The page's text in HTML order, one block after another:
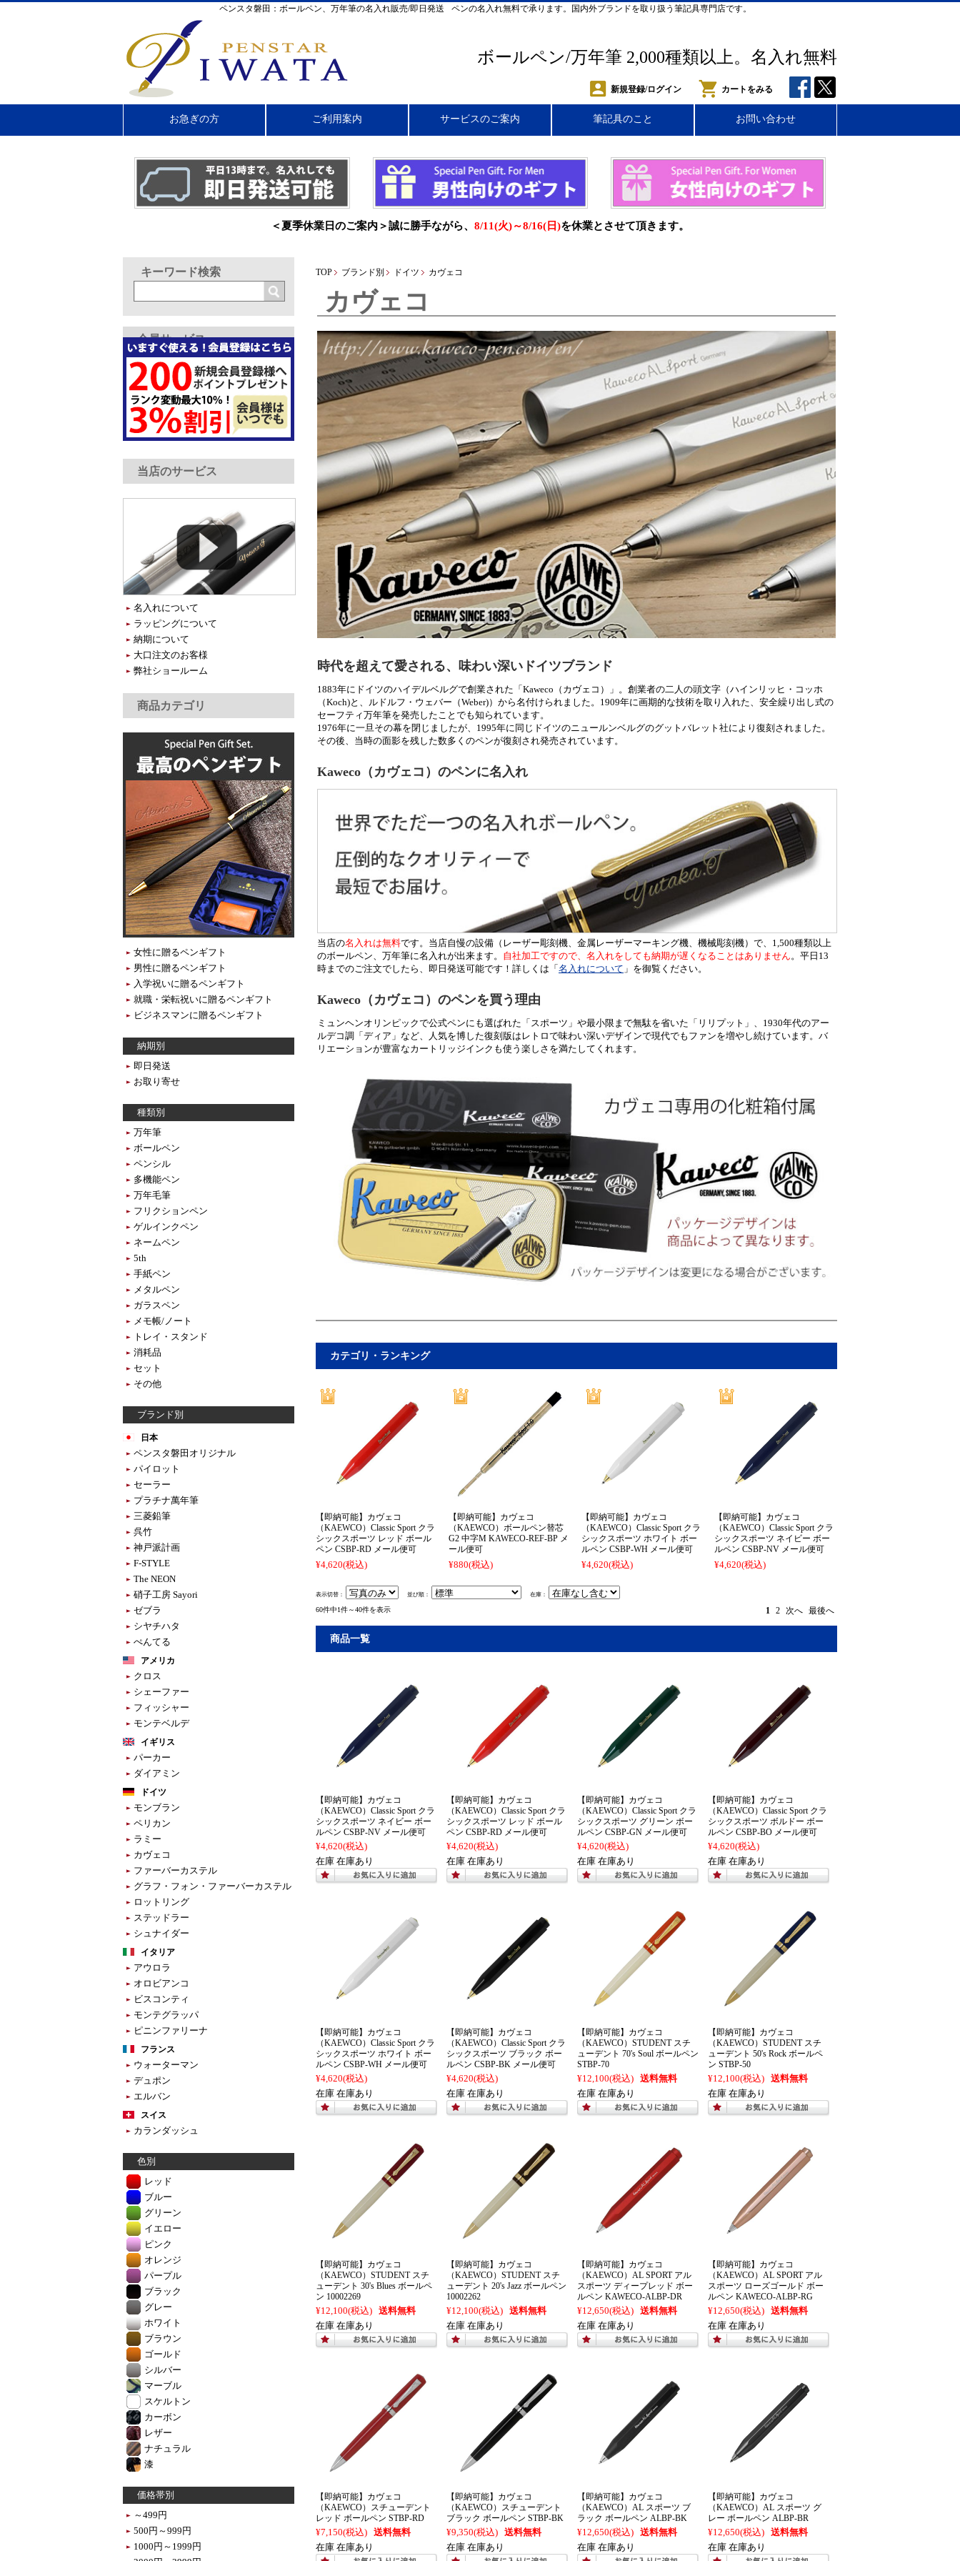
ペンスタ磐田：ボールペン、万年筆の名入れ販売/即日発送 ペンの名入れ無料で承ります。国内外ブランドを取り扱う筆記具専門店です。
ボールペン/万年筆 2,000種類以上。名入れ無料
新規登録/ログイン カートをみる
お急ぎの方 ご利用案内 サービスのご案内 筆記具のこと お問い合わせ
＜夏季休業日のご案内＞誠に勝手ながら、 8/11(火)～8/16(日)を休業とさせて頂きます。
TOP ブランド別 ドイツ カヴェコ
カヴェコ
時代を超えて愛される、味わい深いドイツブランド
1883年にドイツのハイデルベルグで創業された「Kaweco（カヴェコ）」。創業者の二人の頭文字（ハインリッヒ・コッホ
（Koch)と、ルドルフ・ウェバー（Weber)）から名付けられました。1909年に画期的な技術を取り入れた、安全繰り出し式の
セーフティ万年筆を発売したことでも知られています。
1976年に一旦その幕を閉じましたが、1995年に同じドイツのニュールンベルグのグットバレット社により復刻されました。
その後、当時の面影を残した数多くのペンが復刻され発売されています。
Kaweco（カヴェコ）のペンに名入れ
当店の名入れは無料です。当店自慢の設備（レーザー彫刻機、金属レーザーマーキング機、機械彫刻機）で、1,500種類以上
のボールペン、万年筆に名入れが出来ます。 自社加工ですので、名入れをしても納期が遅くなることはありません。平日13
時までのご注文でしたら、即日発送可能です！詳しくは「 名入れについて 」を御覧ください。
Kaweco（カヴェコ）のペンを買う理由
ミュンヘンオリンピックで公式ペンにも選ばれた「スポーツ」や最小限まで無駄を省いた「リリプット」、1930年代のアー
ルデコ調「ディア」など、人気を博した復刻版はレトロで味わい深いデザインで現代でもファンを増やし続けています。バ
リエーションが豊富なカートリッジインクも使う楽しさを満たしてくれます。
カテゴリ・ランキング
【即納可能】カヴェコ
（KAEWCO）Classic Sport クラ
シックスポーツ レッド ボール
ペン CSBP-RD メール便可
¥4,620(税込)
【即納可能】カヴェコ
（KAEWCO）ボールペン替芯
G2 中字M KAWECO-REF-BP メ
ール便可
¥880(税込)
【即納可能】カヴェコ
（KAEWCO）Classic Sport クラ
シックスポーツ ホワイト ボー
ルペン CSBP-WH メール便可
¥4,620(税込)
【即納可能】カヴェコ
（KAEWCO）Classic Sport クラ
シックスポーツ ネイビー ボー
ルペン CSBP-NV メール便可
¥4,620(税込)
表示切替： 並び順： 在庫：
60件中1件～40件を表示 1 2 次へ 最後へ
商品一覧
【即納可能】カヴェコ
（KAEWCO）Classic Sport クラ
シックスポーツ ネイビー ボー
ルペン CSBP-NV メール便可
¥4,620(税込)
在庫 在庫あり
【即納可能】カヴェコ
（KAEWCO）Classic Sport クラ
シックスポーツ レッド ボール
ペン CSBP-RD メール便可
¥4,620(税込)
在庫 在庫あり
【即納可能】カヴェコ
（KAEWCO）Classic Sport クラ
シックスポーツ グリーン ボー
ルペン CSBP-GN メール便可
¥4,620(税込)
在庫 在庫あり
【即納可能】カヴェコ
（KAEWCO）Classic Sport クラ
シックスポーツ ボルドー ボー
ルペン CSBP-BO メール便可
¥4,620(税込)
在庫 在庫あり
【即納可能】カヴェコ
（KAEWCO）Classic Sport クラ
シックスポーツ ホワイト ボー
ルペン CSBP-WH メール便可
¥4,620(税込)
在庫 在庫あり
【即納可能】カヴェコ
（KAEWCO）Classic Sport クラ
シックスポーツ ブラック ボー
ルペン CSBP-BK メール便可
¥4,620(税込)
在庫 在庫あり
【即納可能】カヴェコ
（KAEWCO）STUDENT スチ
ューデント 70's Soul ボールペン
STBP-70
¥12,100(税込)
送料無料
在庫 在庫あり
【即納可能】カヴェコ
（KAEWCO）STUDENT スチ
ューデント 50's Rock ボールペ
ン STBP-50
¥12,100(税込)
送料無料
在庫 在庫あり
【即納可能】カヴェコ
（KAEWCO）STUDENT スチ
ューデント 30's Blues ボールペ
ン 10002269
¥12,100(税込)
送料無料
在庫 在庫あり
【即納可能】カヴェコ
（KAEWCO）STUDENT スチ
ューデント 20's Jazz ボールペン
10002262
¥12,100(税込)
送料無料
在庫 在庫あり
【即納可能】カヴェコ
（KAEWCO）AL SPORT アル
スポーツ ディープレッド ボー
ルペン KAWECO-ALBP-DR
¥12,650(税込)
送料無料
在庫 在庫あり
【即納可能】カヴェコ
（KAEWCO）AL SPORT アル
スポーツ ローズゴールド ボー
ルペン KAWECO-ALBP-RG
¥12,650(税込)
送料無料
在庫 在庫あり
【即納可能】カヴェコ
（KAEWCO）スチューデント
レッド ボールペン STBP-RD
¥7,150(税込)
送料無料
在庫 在庫あり
【即納可能】カヴェコ
（KAEWCO）スチューデント
ブラック ボールペン STBP-BK
¥9,350(税込)
送料無料
在庫 在庫あり
【即納可能】カヴェコ
（KAEWCO）AL スポーツ ブ
ラック ボールペン ALBP-BK
¥12,650(税込)
送料無料
在庫 在庫あり
【即納可能】カヴェコ
（KAEWCO）AL スポーツ グ
レー ボールペン ALBP-BR
¥12,650(税込)
送料無料
在庫 在庫あり
会員サービス
当店のサービス
名入れについて
ラッピングについて
納期について
大口注文のお客様
弊社ショールーム
商品カテゴリ
女性に贈るペンギフト
男性に贈るペンギフト
入学祝いに贈るペンギフト
就職・栄転祝いに贈るペンギフト
ビジネスマンに贈るペンギフト
納期別
即日発送
お取り寄せ
種類別
万年筆
ボールペン
ペンシル
多機能ペン
万年毛筆
フリクションペン
ゲルインクペン
ネームペン
5th
手紙ペン
メタルペン
ガラスペン
メモ帳/ノート
トレイ・スタンド
消耗品
セット
その他
ブランド別
日本
ペンスタ磐田オリジナル
パイロット
セーラー
プラチナ萬年筆
三菱鉛筆
呉竹
神戸派計画
F-STYLE
The NEON
硝子工房 Sayori
ゼブラ
シヤチハタ
ぺんてる
アメリカ
クロス
シェーファー
フィッシャー
モンテベルデ
イギリス
パーカー
ダイアミン
ドイツ
モンブラン
ペリカン
ラミー
カヴェコ
ファーバーカステル
グラフ・フォン・ファーバーカステル
ロットリング
ステッドラー
シュナイダー
イタリア
アウロラ
オロビアンコ
ビスコンティ
モンテグラッパ
ピニンファリーナ
フランス
ウォーターマン
デュポン
エルバン
スイス
カランダッシュ
色別
レッド
ブルー
グリーン
イエロー
ピンク
オレンジ
パープル
ブラック
グレー
ホワイト
ブラウン
ゴールド
シルバー
マーブル
スケルトン
カーボン
レザー
ナチュラル
漆
価格帯別
～499円
500円～999円
1000円～1999円